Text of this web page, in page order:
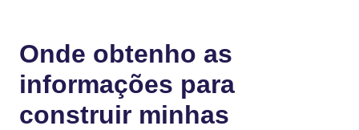
Onde obtenho as
informações para
construir minhas